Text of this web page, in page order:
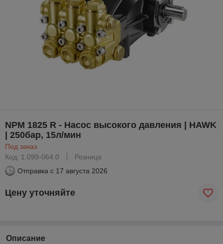
NPM 1825 R - Насос высокого давления | HAWK
| 250бар, 15л/мин
Под заказ
Код: 1.099-064.0
Розница
Отправка с 17 августа 2026
Цену уточняйте
Описание